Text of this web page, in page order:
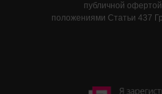
публичной
положениями Статьи 437